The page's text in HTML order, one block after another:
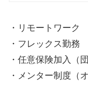
・リモートワーク
・フレックス勤務
・任意保険加入（
・メンター制度（